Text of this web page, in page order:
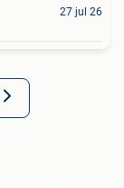
27 jul 26